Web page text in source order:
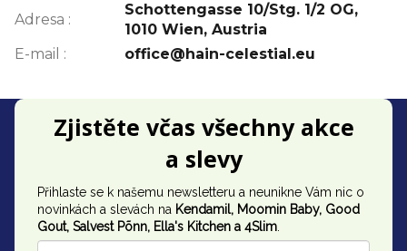
Adresa :
Schottengasse 10/Stg. 1/2 OG,
1010 Wien, Austria
E-mail : office@hain-celestial.eu
Z
Zjistěte včas všechny akce
a slevy
Přihlaste se k našemu newsletteru a neunikne Vám nic o
novinkách a slevách na Kendamil, Moomin Baby, Good
Gout, Salvest Põnn, Ella's Kitchen a 4Slim.